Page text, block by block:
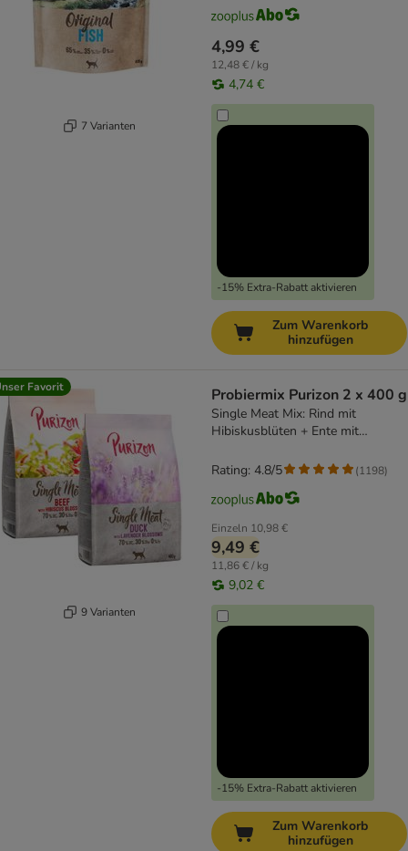
7 Varianten
4,99 €
12,48 € / kg
4,74 €
-15% Extra-Rabatt aktivieren
Zum Warenkorb
hinzufügen
Favorit
9 Varianten
Probiermix Purizon 2 x 400 g
Single Meat Mix: Rind mit
Hibiskusblüten + Ente mit
Einzeln 10,98 €
9,49 €
11,86 € / kg
9,02 €
-15% Extra-Rabatt aktivieren
Rating: 4.8/5 (1198)
Zum Warenkorb
hinzufügen